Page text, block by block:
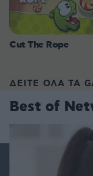
Cut The Rope
ΔΕΙΤΕ ΟΛΑ ΤΑ
Best of